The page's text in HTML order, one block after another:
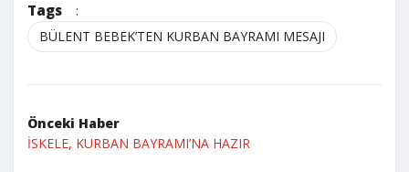
Tags :
BÜLENT BEBEK’TEN KURBAN BAYRAMI MESAJI
Önceki Haber
İSKELE, KURBAN BAYRAMI’NA HAZIR